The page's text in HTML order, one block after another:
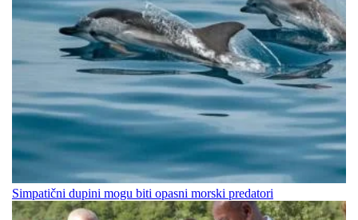
Simpatični dupini mogu biti opasni morski predatori